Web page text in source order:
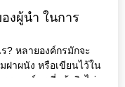
งผู้นำ ในการ
? หลายองค์กรมักจะ
าผนัง หรือเขียนไว้ใน
รมองค์กร ที่แท้จริงไม่